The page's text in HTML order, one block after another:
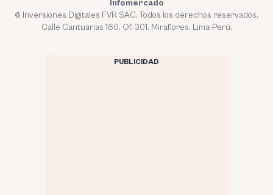
Infomercado
© Inversiones Digitales FVR SAC. Todos los derechos reservados.
Calle Cantuarias 160. Of. 301. Miraflores, Lima-Perú.
PUBLICIDAD